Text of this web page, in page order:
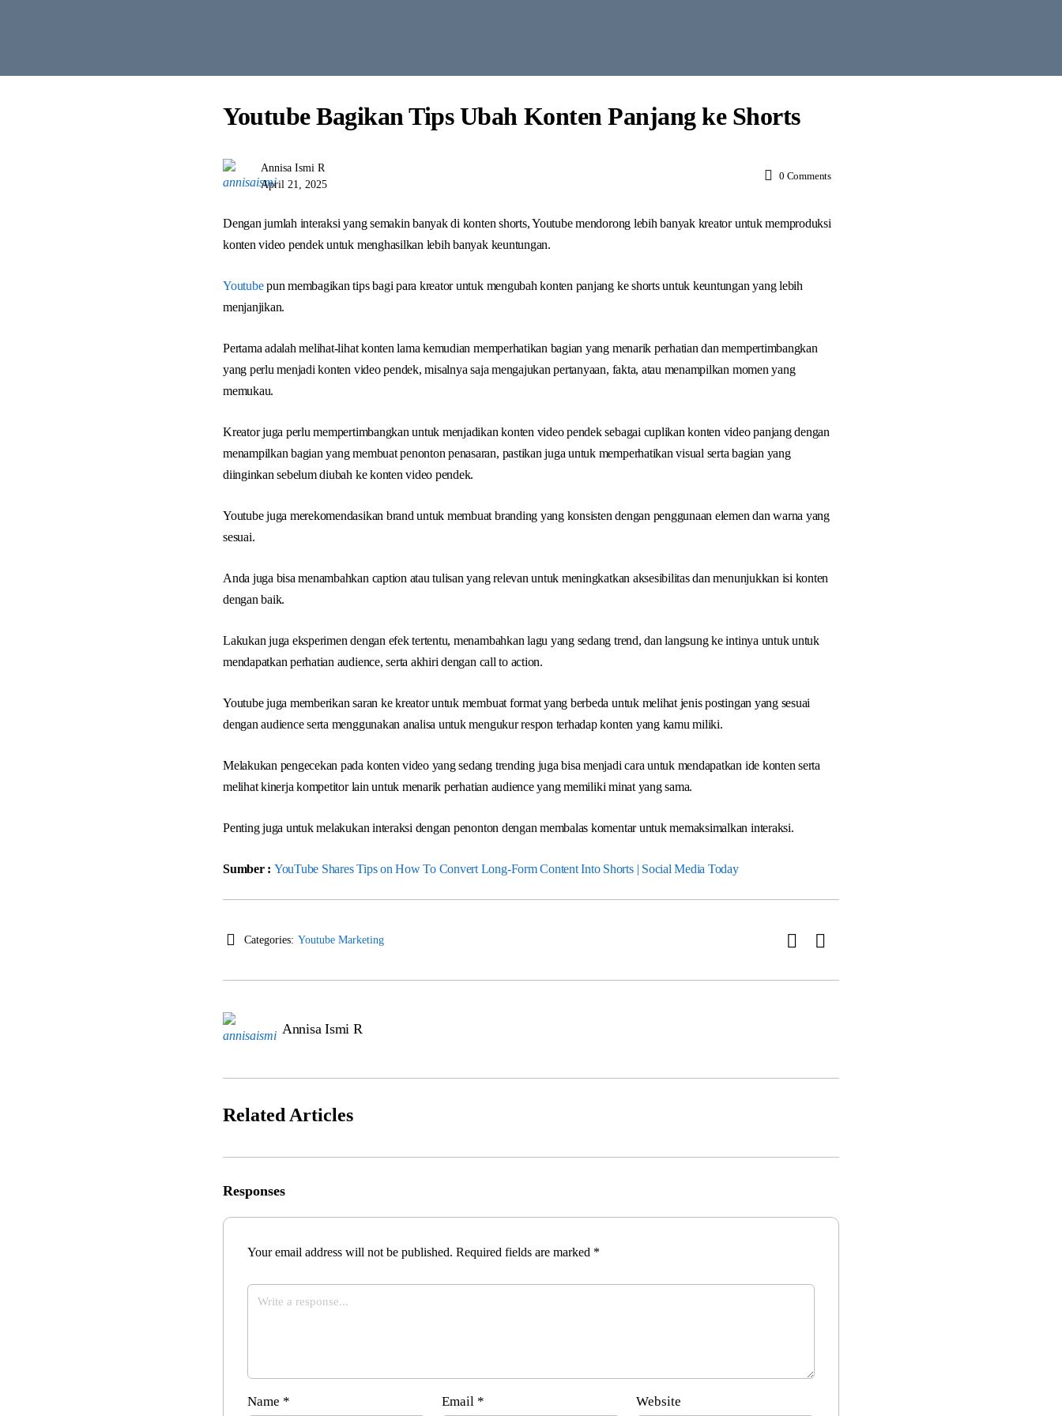
Youtube Bagikan Tips Ubah Konten Panjang ke Shorts
Annisa Ismi R
April 21, 2025
0 Comments
Dengan jumlah interaksi yang semakin banyak di konten shorts, Youtube mendorong lebih banyak kreator untuk memproduksi
konten video pendek untuk menghasilkan lebih banyak keuntungan.
Youtubepun membagikan tips bagi para kreator untuk mengubah konten panjang ke shorts untuk keuntungan yang lebih
menjanjikan.
Pertama adalah melihat-lihat konten lama kemudian memperhatikan bagian yang menarik perhatian dan mempertimbangkan
yang perlu menjadi konten video pendek, misalnya saja mengajukan pertanyaan, fakta, atau menampilkan momen yang
memukau.
Kreator juga perlu mempertimbangkan untuk menjadikan konten video pendek sebagai cuplikan konten video panjang dengan
menampilkan bagian yang membuat penonton penasaran, pastikan juga untuk memperhatikan visual serta bagian yang
diinginkan sebelum diubah ke konten video pendek.
Youtube juga merekomendasikan brand untuk membuat branding yang konsisten dengan penggunaan elemen dan warna yang
sesuai.
Anda juga bisa menambahkan caption atau tulisan yang relevan untuk meningkatkan aksesibilitas dan menunjukkan isi konten
dengan baik.
Lakukan juga eksperimen dengan efek tertentu, menambahkan lagu yang sedang trend, dan langsung ke intinya untuk untuk
mendapatkan perhatian audience, serta akhiri dengan call to action.
Youtube juga memberikan saran ke kreator untuk membuat format yang berbeda untuk melihat jenis postingan yang sesuai
dengan audience serta menggunakan analisa untuk mengukur respon terhadap konten yang kamu miliki.
Melakukan pengecekan pada konten video yang sedang trending juga bisa menjadi cara untuk mendapatkan ide konten serta
melihat kinerja kompetitor lain untuk menarik perhatian audience yang memiliki minat yang sama.
Penting juga untuk melakukan interaksi dengan penonton dengan membalas komentar untuk memaksimalkan interaksi.
Sumber : YouTube Shares Tips on How To Convert Long-Form Content Into Shorts | Social Media Today
Categories: Youtube Marketing
Annisa Ismi R
Related Articles
Responses
Your email address will not be published. Required fields are marked *
Name * Email * Website